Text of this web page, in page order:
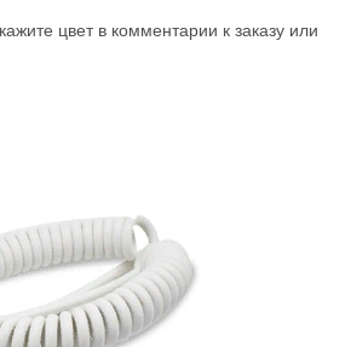
цвет в комментарии к заказу или